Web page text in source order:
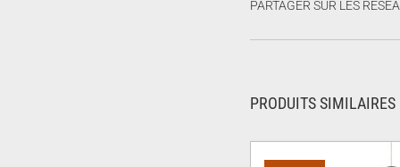
PARTAGER SUR LES
PRODUITS SIMILAIRES